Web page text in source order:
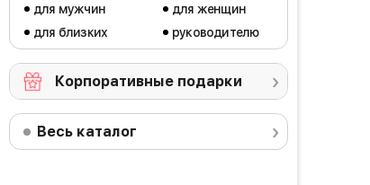
для мужчин
для близких
для женщин
руководителю
Корпоративные подарки
Весь каталог